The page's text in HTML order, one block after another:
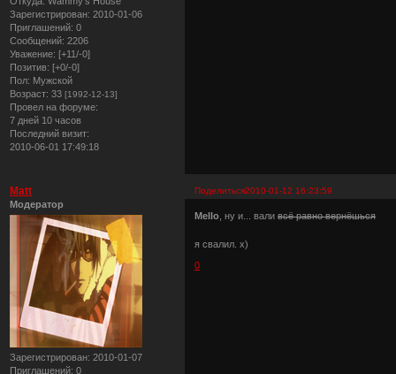
Зарегистрирован: 2010-01-06
Приглашений: 0
Сообщений: 2206
Уважение: [+11/-0]
Позитив: [+0/-0]
Пол: Мужской
Возраст: 33 [1992-12-13]
Провел на форуме:
7 дней 10 часов
Последний визит:
2010-06-01 17:49:18
Поделиться2010-01-12 16:23:59
Matt
Модератор
Зарегистрирован: 2010-01-07
Приглашений: 0
Mello , ну и... валивсё равно вернёшься
я свалил. х)
0